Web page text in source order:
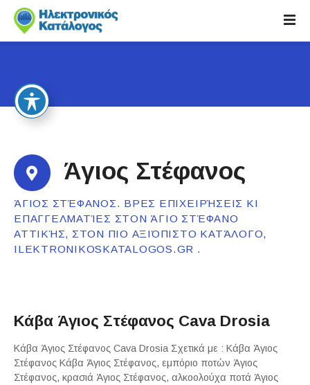
i
c
Άγιος Στέφανος
ΆΓΙΟΣ ΣΤΈΦΑΝΟΣ. ΒΡΕΣ ΕΠΙΧΕΙΡΉΣΕΙΣ ΚΙ
ΕΠΑΓΓΕΛΜΑΤΊΕΣ ΣΤΟΝ ΆΓΙΟ ΣΤΈΦΑΝΟ
ΑΤΤΙΚΉΣ, ΣΤΟΝ ΠΙΟ ΑΞΙΌΠΙΣΤΟ ΚΑΤΆΛΟΓΟ,
ILEKTRONIKOSKATALOGOS.GR .
Κάβα Άγιος Στέφανος Cava Drosia
Κάβα Άγιος Στέφανος Cava Drosia Σχετικά με : Κάβα Άγιος
Στέφανος Κάβα Άγιος Στέφανος, εμπόριο ποτών Άγιος
Στέφανος, κρασιά Άγιος Στέφανος, αλκοολούχα ποτά Άγιος